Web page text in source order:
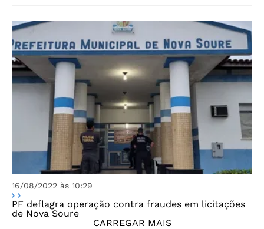
16/08/2022 às 10:29
PF deflagra operação contra fraudes em licitações
de Nova Soure
CARREGAR MAIS